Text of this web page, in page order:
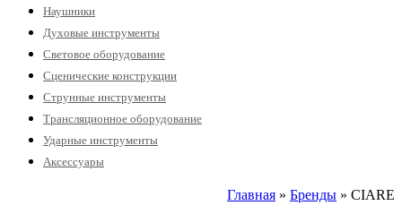
Наушники
Духовые инструменты
Световое оборудование
Сценические конструкции
Струнные инструменты
Трансляционное оборудование
Ударные инструменты
Аксессуары
Главная » Бренды » CIARE